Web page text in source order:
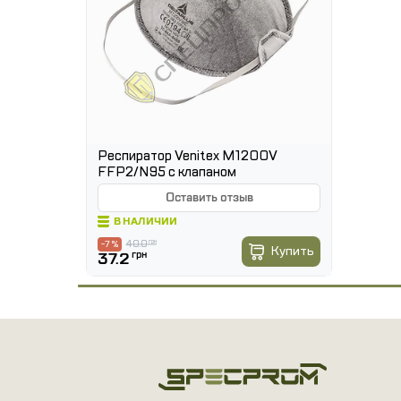
Респиратор Venitex M1200V
FFP2/N95 с клапаном
Оставить отзыв
В НАЛИЧИИ
40.0грн
-7 %
37.2 грн Купить